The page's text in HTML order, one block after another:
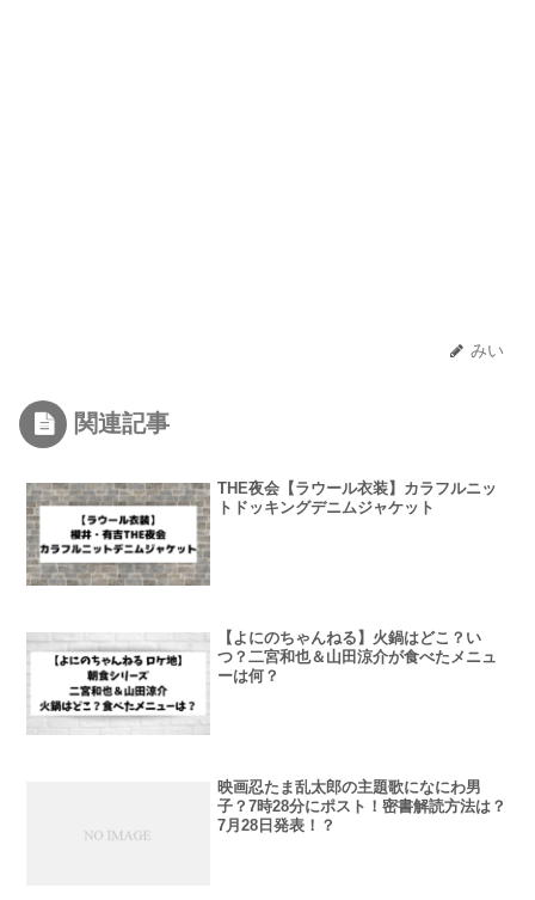
みい
関連記事
THE夜会【ラウール衣装】カラフルニッ
トドッキングデニムジャケット
【よにのちゃんねる】火鍋はどこ？い
つ？二宮和也＆山田涼介が食べたメニュ
ーは何？
映画忍たま乱太郎の主題歌になにわ男
子？7時28分にポスト！密書解読方法は？
7月28日発表！？